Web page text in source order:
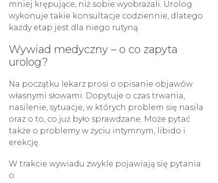
mniej krępujące, niż sobie wyobrażali. Urolog
wykonuje takie konsultacje codziennie, dlatego
każdy etap jest dla niego rutyną.
Wywiad medyczny – o co zapyta
urolog?
Na początku lekarz prosi o opisanie objawów
własnymi słowami. Dopytuje o czas trwania,
nasilenie, sytuacje, w których problem się nasila
oraz o to, co już było sprawdzane. Może pytać
także o problemy w życiu intymnym, libido i
erekcję.
W trakcie wywiadu zwykle pojawiają się pytania
o: